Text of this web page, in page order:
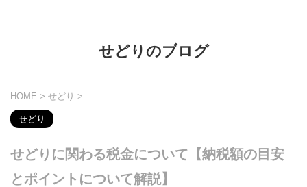
せどりのブログ
HOME > せどり >
せどり
せどりに関わる税金について【納税額の目安
とポイントについて解説】